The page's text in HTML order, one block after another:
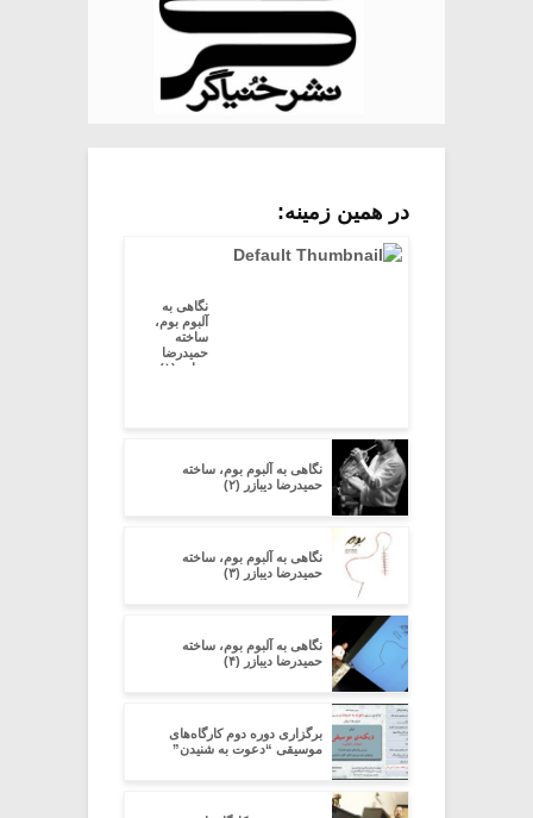
در همین زمینه:
نگاهی به
آلبوم بوم،
ساخته
حمیدرضا
دیبازر (۱)
نگاهی به آلبوم بوم، ساخته
حمیدرضا دیبازر (۲)
نگاهی به آلبوم بوم، ساخته
حمیدرضا دیبازر (۳)
نگاهی به آلبوم بوم، ساخته
حمیدرضا دیبازر (۴)
برگزاری دوره‌ دوم کارگاه‌های
موسیقی “دعوت به شنیدن”